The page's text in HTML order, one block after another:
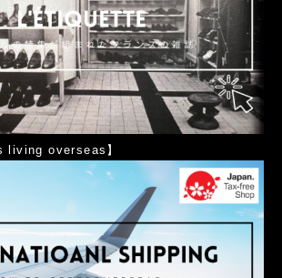
living overseas 】